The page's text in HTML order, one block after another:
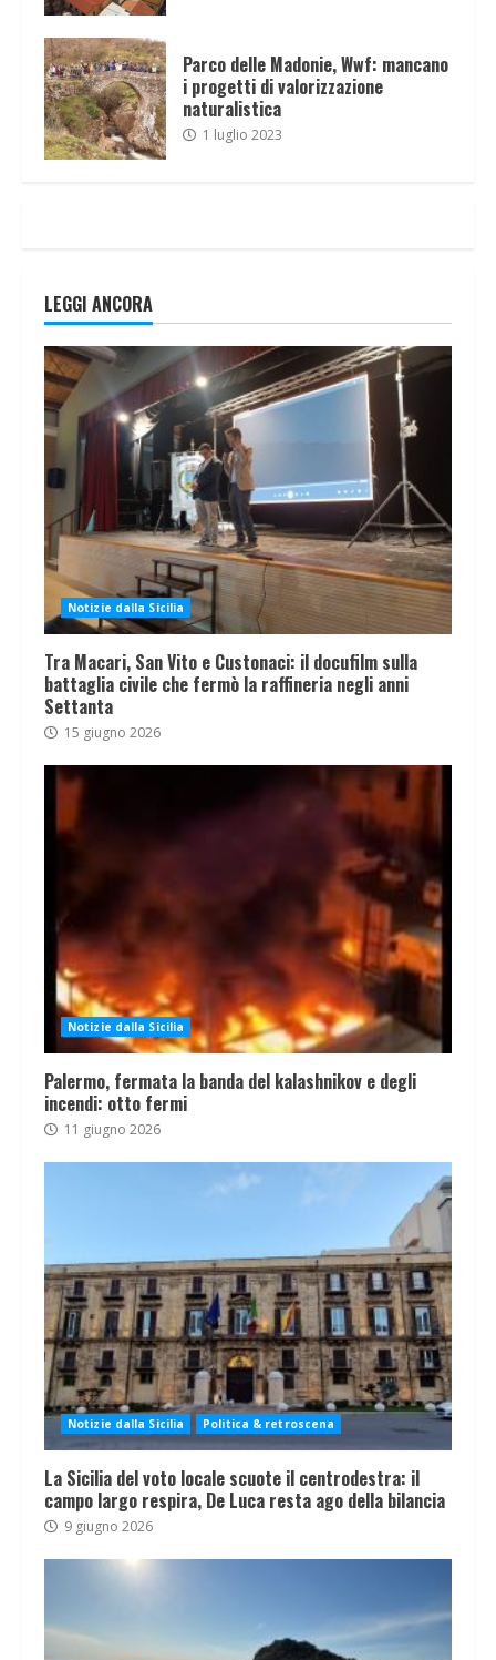
Parco delle Madonie, Wwf: mancano
i progetti di valorizzazione
naturalistica
1 luglio 2023
LEGGI ANCORA
Notizie dalla Sicilia
Tra Macari, San Vito e Custonaci: il docufilm sulla
battaglia civile che fermò la raffineria negli anni
Settanta
15 giugno 2026
Notizie dalla Sicilia
Palermo, fermata la banda del kalashnikov e degli
incendi: otto fermi
11 giugno 2026
Notizie dalla Sicilia Politica & retroscena
La Sicilia del voto locale scuote il centrodestra: il
campo largo respira, De Luca resta ago della bilancia
9 giugno 2026